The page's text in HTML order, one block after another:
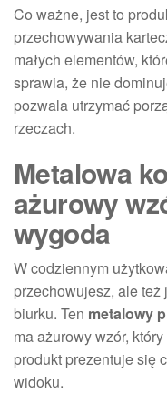
Co ważne, jest to
przechowywania
małych elementów,
sprawia, że nie
pozwala utrzymać
rzeczach.
Metalowa
ażurowy
wygoda
W codziennym
przechowujesz, ale też
biurku. Ten metalowy
ma ażurowy wzór,
produkt prezentuje się
widoku.